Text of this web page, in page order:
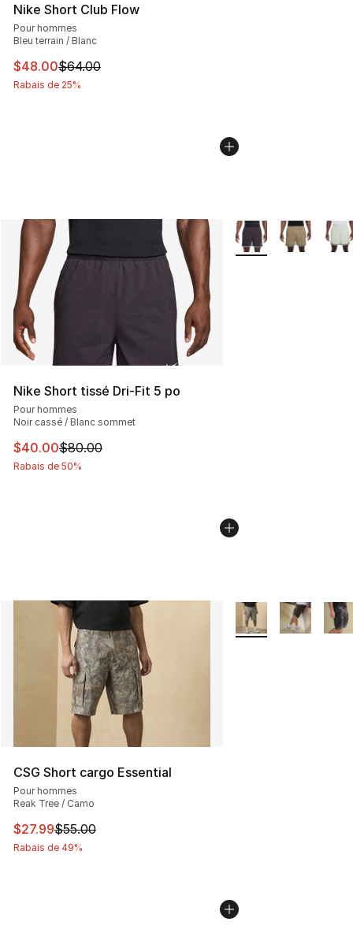
Nike Short Club Flow
Pour hommes
Bleu terrain / Blanc
Cet article est en solde. Le prix est passé de $64.00 à
$48.00$64.00
Rabais de 25%
Nike Short tissé Dri-Fit 5 po
Pour hommes
Noir cassé / Blanc sommet
Cet article est en solde. Le prix est passé de $80.00 à
$40.00$80.00
Rabais de 50%
Plus de couleurs
CSG Short cargo Essential
Pour hommes
Reak Tree / Camo
Cet article est en solde. Le prix est passé de $55.00 à
$27.99$55.00
Rabais de 49%
Plus de couleurs